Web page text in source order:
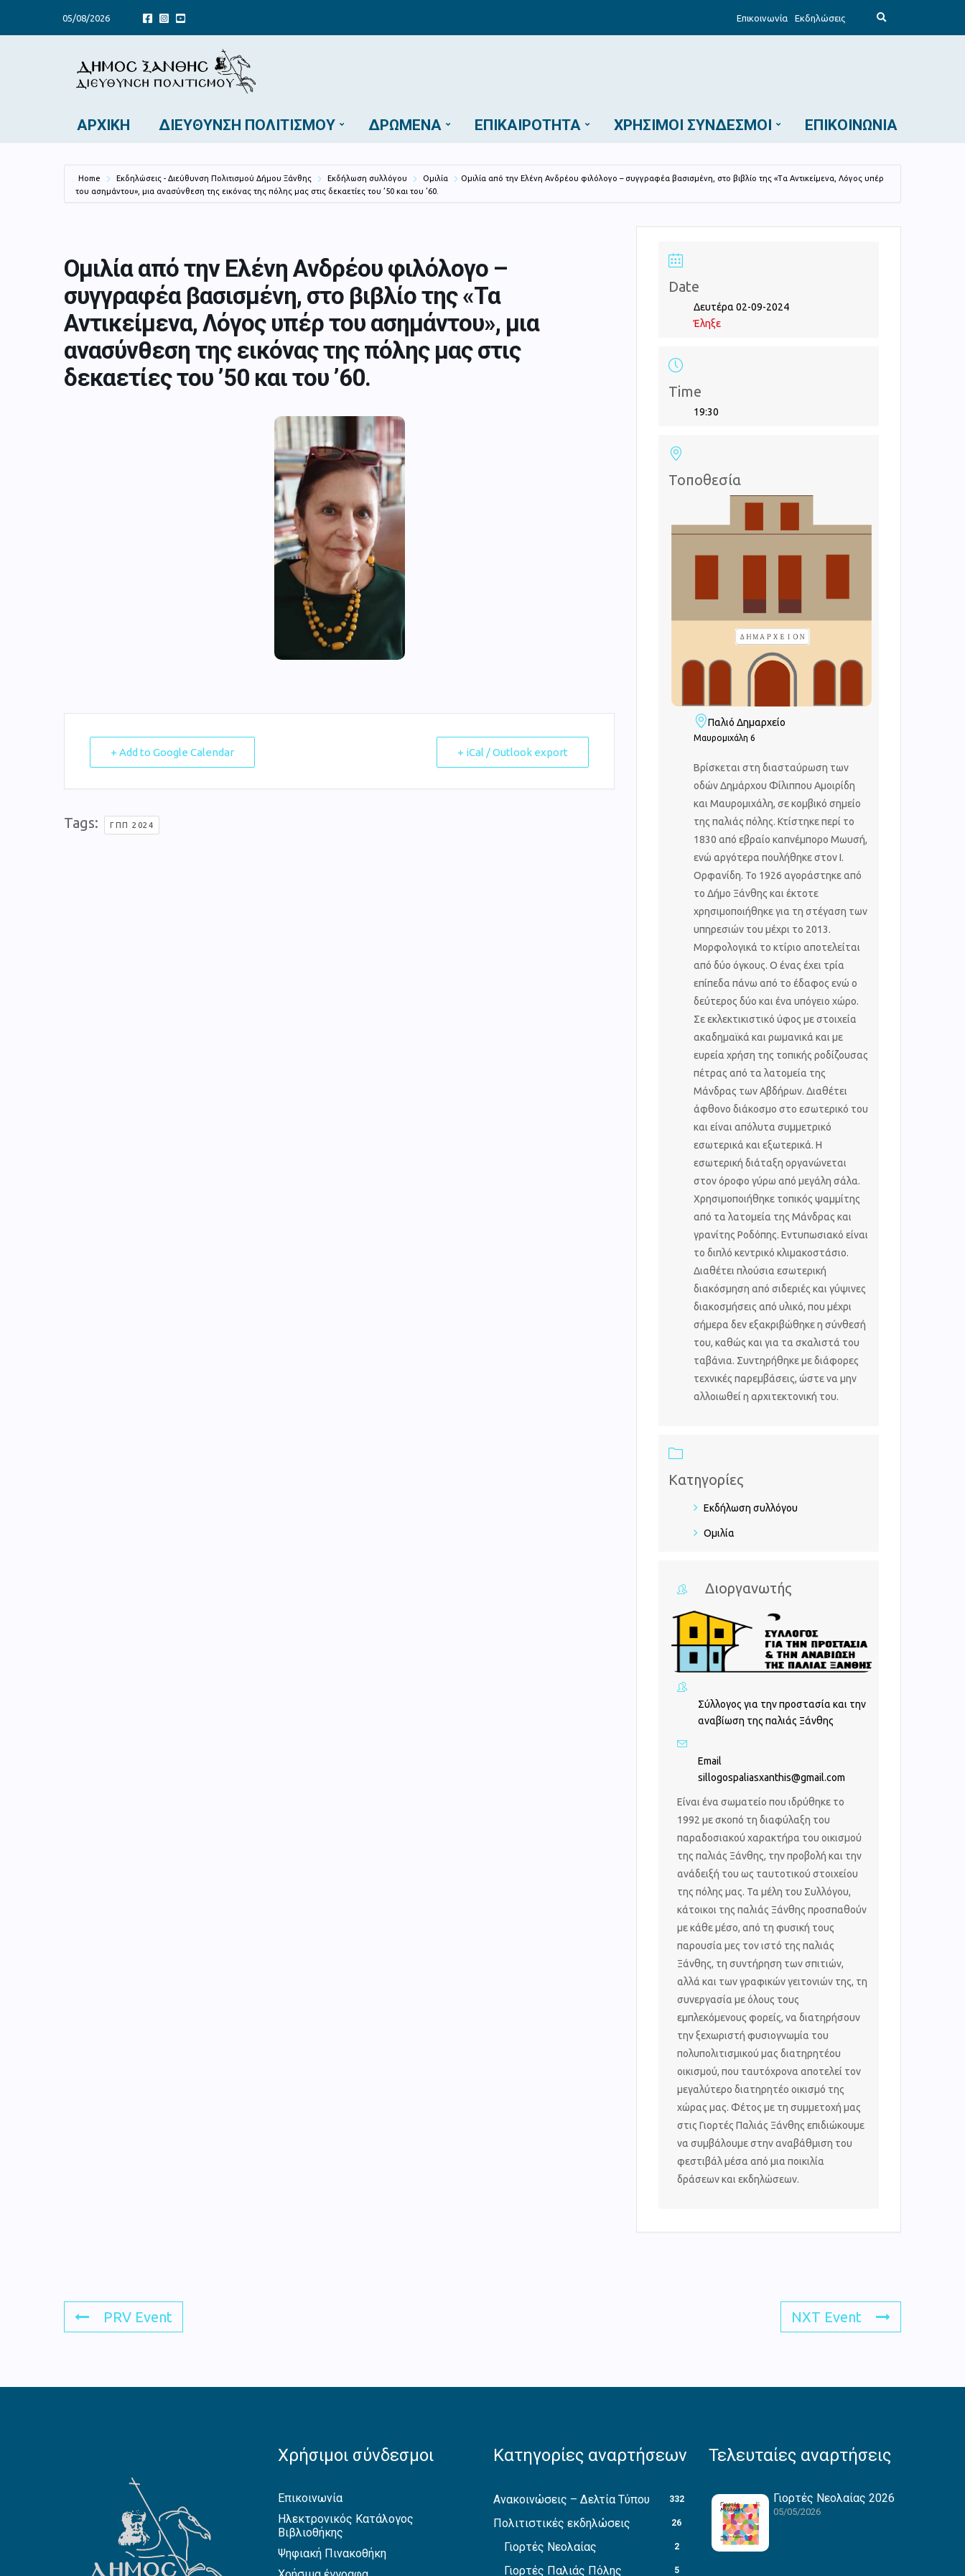
05/08/2026 Επικοινωνία Εκδηλώσεις
p
c
h
m
ΑΡΧΙΚΉ ΔΙΕΎΘΥΝΣΗ ΠΟΛΙΤΙΣΜΟΎ ΔΡΏΜΕΝΑ ΕΠΙΚΑΙΡΌΤΗΤΑ ΧΡΉΣΙΜΟΙ ΣΎΝΔΕΣΜΟΙ ΕΠΙΚΟΙΝΩΝΊΑ
Home Εκδηλώσεις - Διεύθυνση Πολιτισμού Δήμου Ξάνθης Εκδήλωση συλλόγου Ομιλία
Ομιλία από την Ελένη Ανδρέου φιλόλογο – συγγραφέα βασισμένη, στο βιβλίο της «Τα Αντικείμενα, Λόγος υπέρ
του ασημάντου», μια ανασύνθεση της εικόνας της πόλης μας στις δεκαετίες του ’50 και του ’60.
Ομιλία από την Ελένη Ανδρέου φιλόλογο –
συγγραφέα βασισμένη, στο βιβλίο της «Τα
Αντικείμενα, Λόγος υπέρ του ασημάντου», μια
ανασύνθεση της εικόνας της πόλης μας στις
δεκαετίες του ’50 και του ’60.
+ Add to Google Calendar + iCal / Outlook export
Tags: ΓΠΠ 2024
Date
Δευτέρα 02-09-2024
Έληξε
Time
19:30
Τοποθεσία
Παλιό Δημαρχείο
Μαυρομιχάλη 6
Βρίσκεται στη διασταύρωση των
οδών Δημάρχου Φίλιππου Αμοιρίδη
και Μαυρομιχάλη, σε κομβικό σημείο
της παλιάς πόλης. Κτίστηκε περί το
1830 από εβραίο καπνέμπορο Μωυσή,
ενώ αργότερα πουλήθηκε στον Ι.
Ορφανίδη. Το 1926 αγοράστηκε από
το Δήμο Ξάνθης και έκτοτε
χρησιμοποιήθηκε για τη στέγαση των
υπηρεσιών του μέχρι το 2013.
Μορφολογικά το κτίριο αποτελείται
από δύο όγκους. Ο ένας έχει τρία
επίπεδα πάνω από το έδαφος ενώ ο
δεύτερος δύο και ένα υπόγειο χώρο.
Σε εκλεκτικιστικό ύφος με στοιχεία
ακαδημαϊκά και ρωμανικά και με
ευρεία χρήση της τοπικής ροδίζουσας
πέτρας από τα λατομεία της
Μάνδρας των Αβδήρων. Διαθέτει
άφθονο διάκοσμο στο εσωτερικό του
και είναι απόλυτα συμμετρικό
εσωτερικά και εξωτερικά. Η
εσωτερική διάταξη οργανώνεται
στον όροφο γύρω από μεγάλη σάλα.
Χρησιμοποιήθηκε τοπικός ψαμμίτης
από τα λατομεία της Μάνδρας και
γρανίτης Ροδόπης. Εντυπωσιακό είναι
το διπλό κεντρικό κλιμακοστάσιο.
Διαθέτει πλούσια εσωτερική
διακόσμηση από σιδεριές και γύψινες
διακοσμήσεις από υλικό, που μέχρι
σήμερα δεν εξακριβώθηκε η σύνθεσή
του, καθώς και για τα σκαλιστά του
ταβάνια. Συντηρήθηκε με διάφορες
τεχνικές παρεμβάσεις, ώστε να μην
αλλοιωθεί η αρχιτεκτονική του.
Κατηγορίες
Εκδήλωση συλλόγου
Ομιλία
Διοργανωτής
Σύλλογος για την προστασία και την
αναβίωση της παλιάς Ξάνθης
Email
sillogospaliasxanthis@gmail.com
Είναι ένα σωματείο που ιδρύθηκε το
1992 με σκοπό τη διαφύλαξη του
παραδοσιακού χαρακτήρα του οικισμού
της παλιάς Ξάνθης, την προβολή και την
ανάδειξή του ως ταυτοτικού στοιχείου
της πόλης μας. Τα μέλη του Συλλόγου,
κάτοικοι της παλιάς Ξάνθης προσπαθούν
με κάθε μέσο, από τη φυσική τους
παρουσία μες τον ιστό της παλιάς
Ξάνθης, τη συντήρηση των σπιτιών,
αλλά και των γραφικών γειτονιών της, τη
συνεργασία με όλους τους
εμπλεκόμενους φορείς, να διατηρήσουν
την ξεχωριστή φυσιογνωμία του
πολυπολιτισμικού μας διατηρητέου
οικισμού, που ταυτόχρονα αποτελεί τον
μεγαλύτερο διατηρητέο οικισμό της
χώρας μας. Φέτος με τη συμμετοχή μας
στις Γιορτές Παλιάς Ξάνθης επιδιώκουμε
να συμβάλουμε στην αναβάθμιση του
φεστιβάλ μέσα από μια ποικιλία
δράσεων και εκδηλώσεων.
PRV Event NXT Event
Χρήσιμοι σύνδεσμοι
Επικοινωνία
Ηλεκτρονικός Κατάλογος
Βιβλιοθήκης
Ψηφιακή Πινακοθήκη
Κατηγορίες αναρτήσεων
Ανακοινώσεις – Δελτία Τύπου 332
Πολιτιστικές εκδηλώσεις 26
Γιορτές Νεολαίας 2
Γιορτές Παλιάς Πόλης 5
Τελευταίες αναρτήσεις
Γιορτές Νεολαίας 2026
05/05/2026